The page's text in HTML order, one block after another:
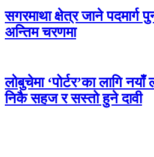
सगरमाथा क्षेत्र जाने पदमार्ग
अन्तिम चरणमा
लोबुचेमा ‘पोर्टर’का लागि
निकै सहज र सस्तो हुने दावी